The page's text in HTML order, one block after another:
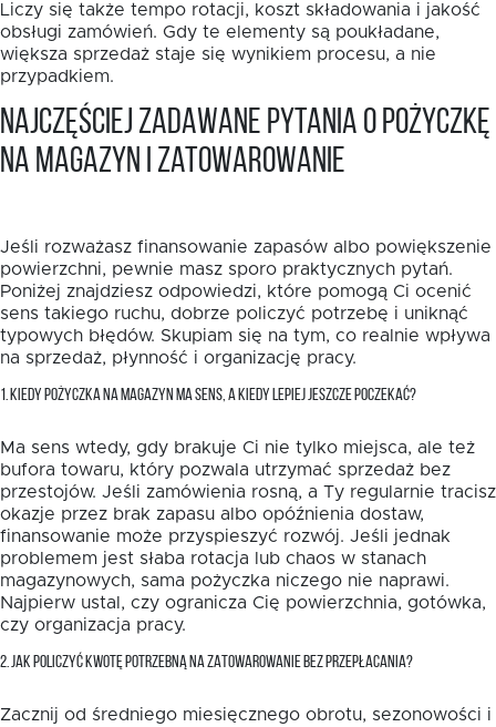
Liczy się także tempo rotacji, koszt składowania i jakość
obsługi zamówień. Gdy te elementy są poukładane,
większa sprzedaż staje się wynikiem procesu, a nie
przypadkiem.
Najczęściej zadawane pytania o pożyczkę
na magazyn i zatowarowanie
Jeśli rozważasz finansowanie zapasów albo powiększenie
powierzchni, pewnie masz sporo praktycznych pytań.
Poniżej znajdziesz odpowiedzi, które pomogą Ci ocenić
sens takiego ruchu, dobrze policzyć potrzebę i uniknąć
typowych błędów. Skupiam się na tym, co realnie wpływa
na sprzedaż, płynność i organizację pracy.
1. KIEDY POŻYCZKA NA MAGAZYN MA SENS, A KIEDY LEPIEJ JESZCZE POCZEKAĆ?
Ma sens wtedy, gdy brakuje Ci nie tylko miejsca, ale też
bufora towaru, który pozwala utrzymać sprzedaż bez
przestojów. Jeśli zamówienia rosną, a Ty regularnie tracisz
okazje przez brak zapasu albo opóźnienia dostaw,
finansowanie może przyspieszyć rozwój. Jeśli jednak
problemem jest słaba rotacja lub chaos w stanach
magazynowych, sama pożyczka niczego nie naprawi.
Najpierw ustal, czy ogranicza Cię powierzchnia, gotówka,
czy organizacja pracy.
2. JAK POLICZYĆ KWOTĘ POTRZEBNĄ NA ZATOWAROWANIE BEZ PRZEPŁACANIA?
Zacznij od średniego miesięcznego obrotu, sezonowości i